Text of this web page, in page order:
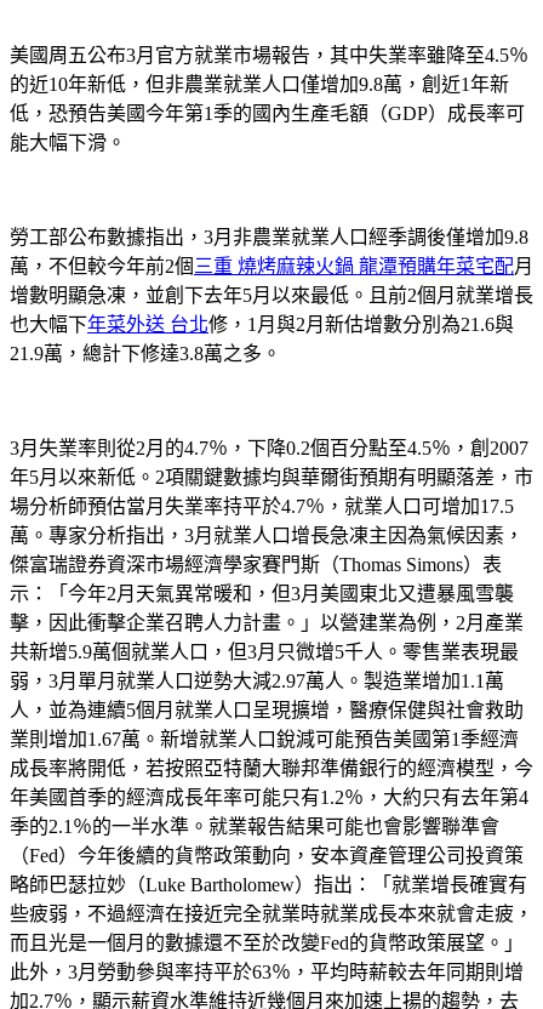
美國周五公布3月官方就業市場報告，其中失業率雖降至4.5％
的近10年新低，但非農業就業人口僅增加9.8萬，創近1年新
低，恐預告美國今年第1季的國內生產毛額（GDP）成長率可
能大幅下滑。
勞工部公布數據指出，3月非農業就業人口經季調後僅增加9.8
萬，不但較今年前2個 三重 燒烤麻辣火鍋 龍潭預購年菜宅配月
增數明顯急凍，並創下去年5月以來最低。且前2個月就業增長
也大幅下年菜外送 台北修，1月與2月新估增數分別為21.6與
21.9萬，總計下修達3.8萬之多。
3月失業率則從2月的4.7％，下降0.2個百分點至4.5％，創2007
年5月以來新低。2項關鍵數據均與華爾街預期有明顯落差，市
場分析師預估當月失業率持平於4.7％，就業人口可增加17.5
萬。專家分析指出，3月就業人口增長急凍主因為氣候因素，
傑富瑞證券資深市場經濟學家賽門斯（Thomas Simons）表
示：「今年2月天氣異常暖和，但3月美國東北又遭暴風雪襲
擊，因此衝擊企業召聘人力計畫。」以營建業為例，2月產業
共新增5.9萬個就業人口，但3月只微增5千人。零售業表現最
弱，3月單月就業人口逆勢大減2.97萬人。製造業增加1.1萬
人，並為連續5個月就業人口呈現擴增，醫療保健與社會救助
業則增加1.67萬。新增就業人口銳減可能預告美國第1季經濟
成長率將開低，若按照亞特蘭大聯邦準備銀行的經濟模型，今
年美國首季的經濟成長年率可能只有1.2％，大約只有去年第4
季的2.1％的一半水準。就業報告結果可能也會影響聯準會
（Fed）今年後續的貨幣政策動向，安本資產管理公司投資策
略師巴瑟拉妙（Luke Bartholomew）指出：「就業增長確實有
些疲弱，不過經濟在接近完全就業時就業成長本來就會走疲，
而且光是一個月的數據還不至於改變Fed的貨幣政策展望。」
此外，3月勞動參與率持平於63％，平均時薪較去年同期則增
加2.7％，顯示薪資水準維持近幾個月來加速上揚的趨勢，去